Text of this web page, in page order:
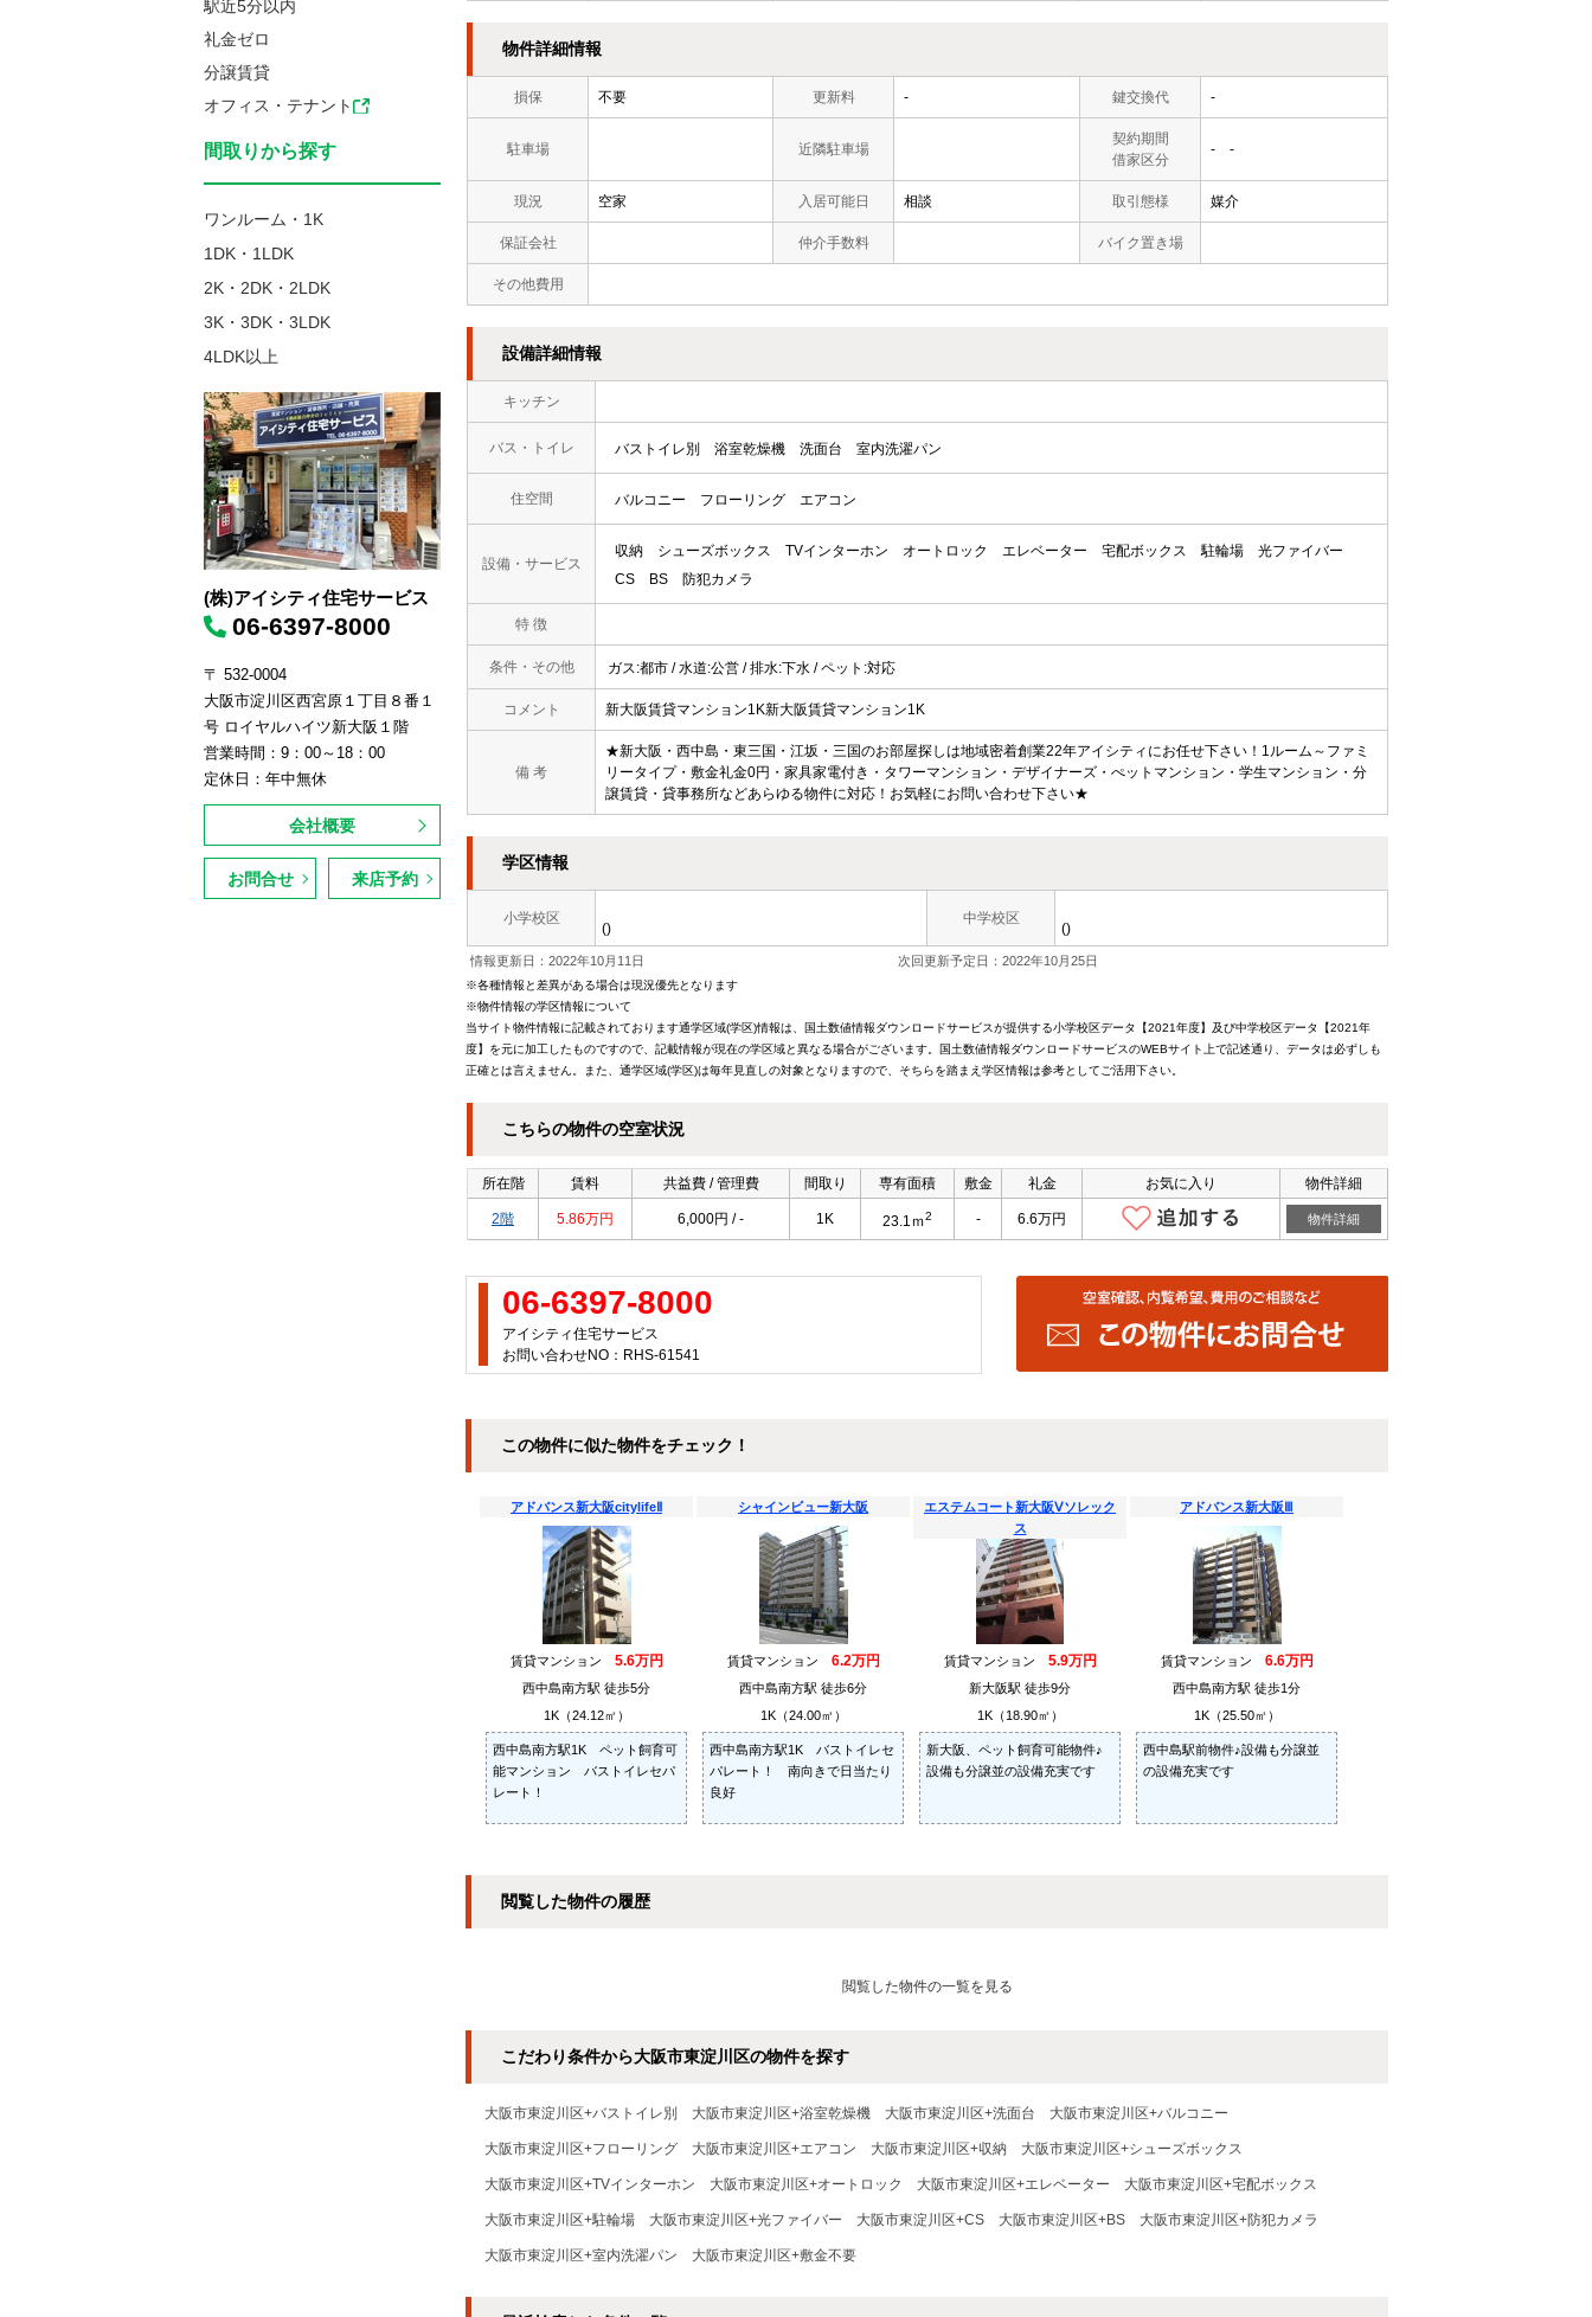
物件詳細情報
損保 不要 更新料 - 鍵交換代 -
駐車場 近隣駐車場
契約期間
借家区分
- -
現況 空家 入居可能日 相談 取引態様 媒介
保証会社 仲介手数料 バイク置き場
その他費用
設備詳細情報
キッチン
バス・トイレ バストイレ別 浴室乾燥機 洗面台 室内洗濯パン
住空間 バルコニー フローリング エアコン
設備・サービス
収納 シューズボックス TVインターホン オートロック エレベーター 宅配ボックス 駐輪場
光ファイバー
CS
BS 防犯カメラ
特 徴
条件・その他 ガス:都市 / 水道:公営 / 排水:下水 / ペット:対応
コメント 新大阪賃貸マンション1K新大阪賃貸マンション1K
備 考
★新大阪・西中島・東三国・江坂・三国のお部屋探しは地域密着創業22年アイシティにお任せ下さい！1ルーム～ファミ
リータイプ・敷金礼金0円・家具家電付き・タワーマンション・デザイナーズ・ぺットマンション・学生マンション・分
譲賃貸・貸事務所などあらゆる物件に対応！お気軽にお問い合わせ下さい★
学区情報
小学校区
()
中学校区
()
情報更新日：2022年10月11日 次回更新予定日：2022年10月25日
※各種情報と差異がある場合は現況優先となります
※物件情報の学区情報について
当サイト物件情報に記載されております通学区域(学区)情報は、国土数値情報ダウンロードサービスが提供する小学校区データ【2021年度】及び中学校区データ【2021年
度】を元に加工したものですので、記載情報が現在の学区域と異なる場合がございます。国土数値情報ダウンロードサービスのWEBサイト上で記述通り、データは必ずしも
正確とは言えません。また、通学区域(学区)は毎年見直しの対象となりますので、そちらを踏まえ学区情報は参考としてご活用下さい。
こちらの物件の空室状況
所在階 賃料 共益費 / 管理費 間取り 専有面積 敷金 礼金 お気に入り 物件詳細
2階 5.86万円 6,000円 / - 1K 23.1ｍ2 - 6.6万円 物件詳細
06-6397-8000
アイシティ住宅サービス
お問い合わせNO：RHS-61541
この物件に似た物件をチェック！
アドバンス新大阪citylifeⅡ
賃貸マンション 5.6万円
西中島南方駅 徒歩5分
1K（24.12㎡）
西中島南方駅1K ペット飼育可
能マンション バストイレセパ
レート！
シャインビュー新大阪
賃貸マンション 6.2万円
西中島南方駅 徒歩6分
1K（24.00㎡）
西中島南方駅1K バストイレセ
パレート！ 南向きで日当たり
良好
エステムコート新大阪Ⅴソレック
ス
賃貸マンション 5.9万円
新大阪駅 徒歩9分
1K（18.90㎡）
新大阪、ペット飼育可能物件♪
設備も分譲並の設備充実です
アドバンス新大阪Ⅲ
賃貸マンション 6.6万円
西中島南方駅 徒歩1分
1K（25.50㎡）
西中島駅前物件♪設備も分譲並
の設備充実です
閲覧した物件の履歴
閲覧した物件の一覧を見る
こだわり条件から大阪市東淀川区の物件を探す
大阪市東淀川区+バストイレ別 大阪市東淀川区+浴室乾燥機 大阪市東淀川区+洗面台 大阪市東淀川区+バルコニー
大阪市東淀川区+フローリング 大阪市東淀川区+エアコン 大阪市東淀川区+収納 大阪市東淀川区+シューズボックス
大阪市東淀川区+TVインターホン 大阪市東淀川区+オートロック 大阪市東淀川区+エレベーター 大阪市東淀川区+宅配ボックス
大阪市東淀川区+駐輪場 大阪市東淀川区+光ファイバー 大阪市東淀川区+CS 大阪市東淀川区+BS 大阪市東淀川区+防犯カメラ
大阪市東淀川区+室内洗濯パン 大阪市東淀川区+敷金不要
駅近5分以内
礼金ゼロ
分譲賃貸
オフィス・テナント
間取りから探す
ワンルーム・1K
1DK・1LDK
2K・2DK・2LDK
3K・3DK・3LDK
4LDK以上
(株)アイシティ住宅サービス
06-6397-8000
〒 532-0004
大阪市淀川区西宮原１丁目８番１
号 ロイヤルハイツ新大阪１階
営業時間：9：00～18：00
定休日：年中無休
会社概要
お問合せ 来店予約